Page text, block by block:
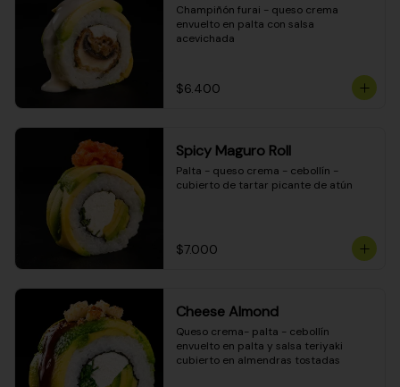
Champiñón furai - queso crema
envuelto en palta con salsa
acevichada
$6.400
Spicy Maguro Roll
Palta - queso crema - cebollín -
cubierto de tartar picante de atún
$7.000
Cheese Almond
Queso crema- palta - cebollín
envuelto en palta y salsa teriyaki
cubierto en almendras tostadas